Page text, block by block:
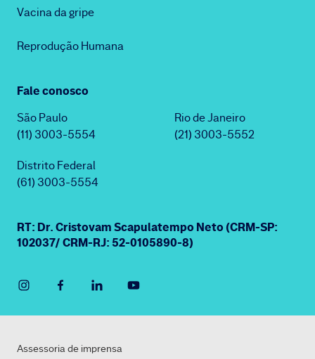
Vacina da gripe
Reprodução Humana
Fale conosco
São Paulo
(11) 3003-5554
Rio de Janeiro
(21) 3003-5552
Distrito Federal
(61) 3003-5554
RT: Dr. Cristovam Scapulatempo Neto (CRM-SP:
102037/ CRM-RJ: 52-0105890-8)
Assessoria de imprensa